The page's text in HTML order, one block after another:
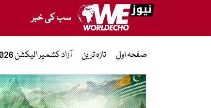
سب کی خبر
صفحہ اول تازہ ترین آزاد کشمیر الیکشن 2026